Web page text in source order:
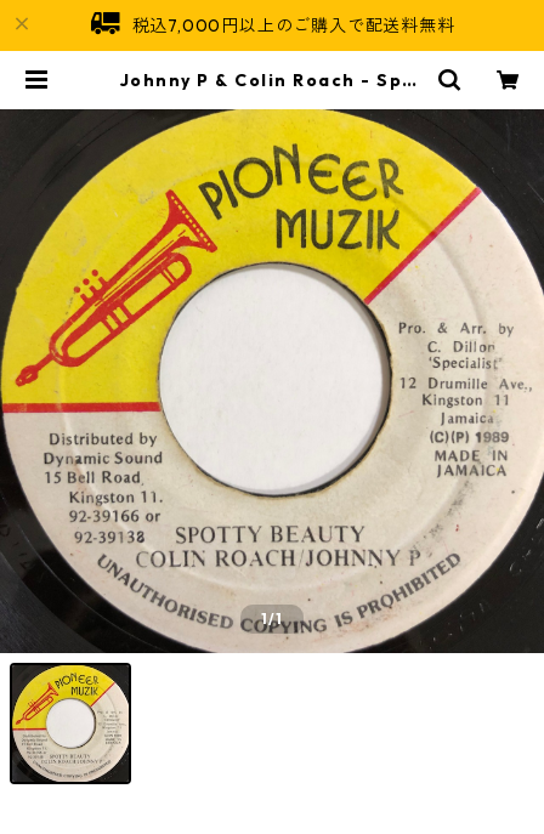
税込7,000円以上のご購入で配送料無料
Johnny P & Colin Roach - Spot
an Soul
1/1